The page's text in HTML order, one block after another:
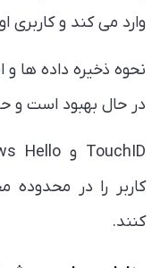
وارد می کند و
نحوه ذخیره داده ها و
در حال بهبود است و
کاربر را در محدوده
کنند.